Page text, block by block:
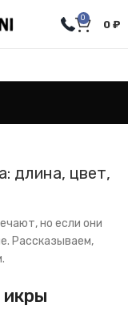
0
0 ₽
длина, цвет,
но если они
Рассказываем,